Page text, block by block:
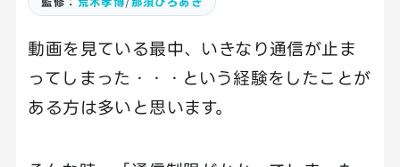
動画を見ている最中、いきなり通信が止ま
ってしまった・・・という経験をしたことが
ある方は多いと思います。